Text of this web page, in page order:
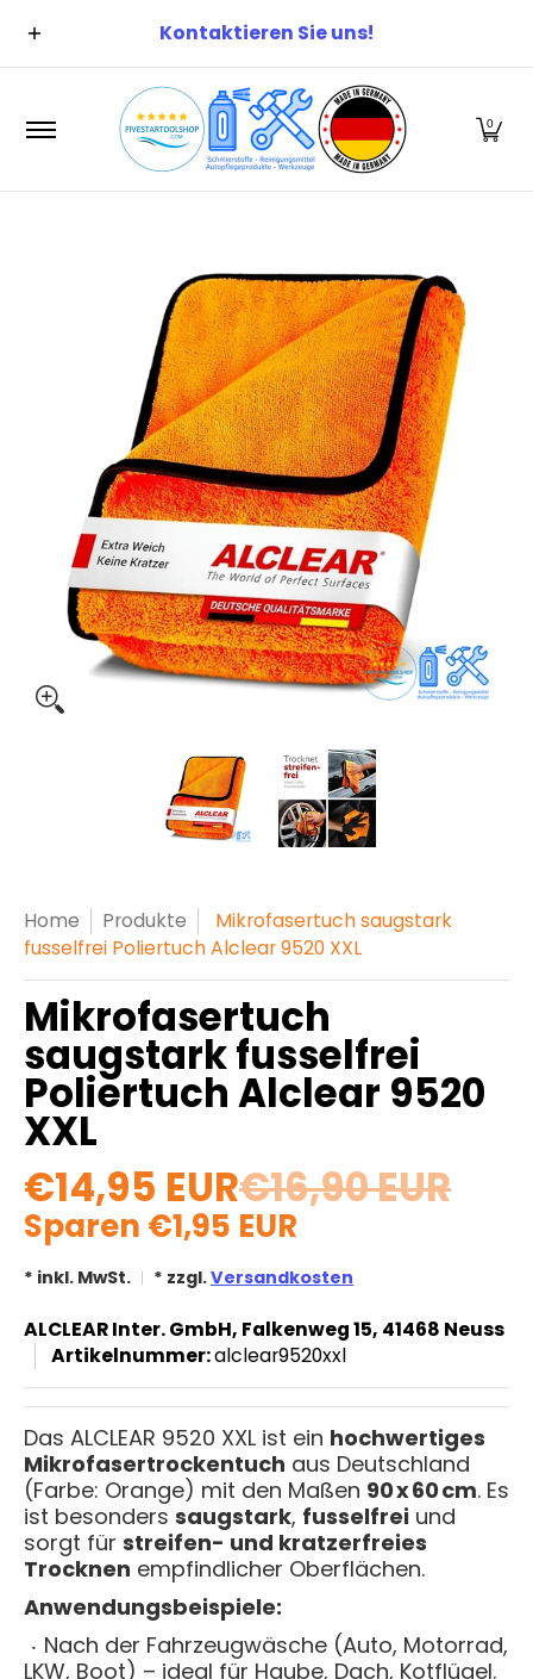
Zum Hauptinhalt springenKontaktieren Sie uns!
0
Mikrofasertuch saugstark fusselfrei Poliertuch Alclear
Mikrofasertuch saugstark
Home Produkte
Mikrofasertuch saugstark
fusselfrei Poliertuch Alclear 9520 XXL
Mikrofasertuch
saugstark fusselfrei
Poliertuch Alclear 9520
XXL
€14,95 EUR€16,90 EUR
Sparen €1,95 EUR
* inkl. MwSt. * zzgl.Versandkosten
ALCLEAR Inter. GmbH, Falkenweg 15, 41468 Neuss
Artikelnummer:alclear9520xxl
Das ALCLEAR 9520 XXL ist ein hochwertiges
Mikrofasertrockentuch aus Deutschland
(Farbe: Orange) mit den Maßen 90 x 60 cm. Es
ist besonders saugstark, fusselfrei und
sorgt für streifen- und kratzerfreies
Trocknen empfindlicher Oberflächen.
Anwendungsbeispiele:
Nach der Fahrzeugwäsche (Auto, Motorrad,
LKW, Boot) – ideal für Haube, Dach, Kotflügel.